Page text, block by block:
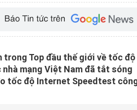
trong Top đầu thế giới về tốc độ
mạng Việt Nam đã tắt sóng
tốc độ Internet Speedtest